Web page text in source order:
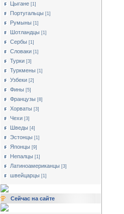
Цыгане [1]
Португальцы [1]
Румыны [1]
Шотландцы [1]
Сербы [1]
Словаки [1]
Турки [3]
Туркмены [1]
Узбеки [2]
Фины [5]
Французы [8]
Хорваты [3]
Чехи [3]
Шведы [4]
Эстонцы [1]
Японцы [9]
Непалцы [1]
Латиноамериканцы [3]
швейцарцы [1]
Сейчас на сайте